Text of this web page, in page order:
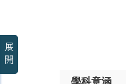
學科意涵
展
開